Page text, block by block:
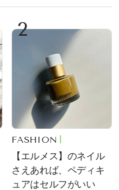
2
FASHION
【エルメス】のネイル
さえあれば、ペディキ
ュアはセルフがいい